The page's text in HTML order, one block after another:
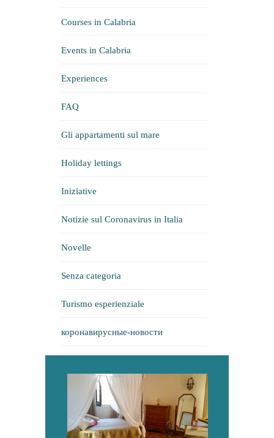
Courses in Calabria
Events in Calabria
Experiences
FAQ
Gli appartamenti sul mare
Holiday lettings
Iniziative
Notizie sul Coronavirus in Italia
Novelle
Senza categoria
Turismo esperienziale
коронавирусные-новости